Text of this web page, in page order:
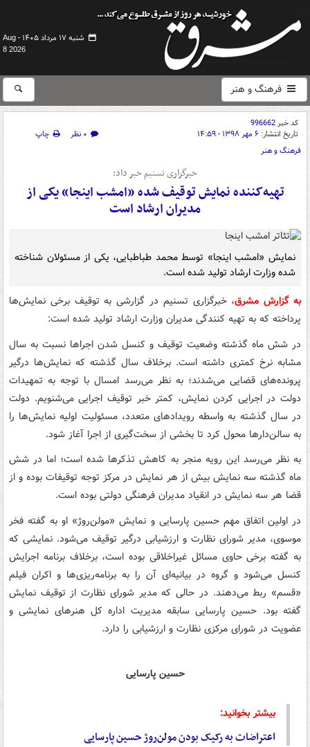
شنبه ۱۷ مرداد ۱۴۰۵ -
Aug
8 2026
فرهنگ و هنر
کد خبر996662
تاریخ انتشار: ۶ مهر ۱۳۹۸ - ۱۴:۵۹ ۰ نظر
چاپ
فرهنگ و هنر
خبرگزاری تسنیم خبر داد:
تهیه‌کننده نمایش توقیف شده «امشب اینجا» یکی از
مدیران ارشاد است
نمایش «امشب اینجا» توسط محمد طباطبایی، یکی از مسئولان شناخته
شده وزارت ارشاد تولید شده است.
به گزارش مشرق، خبرگزاری تسنیم در گزارشی به توقیف برخی نمایش‌ها
پرداخته که به تهیه کنندگی مدیران وزارت ارشاد تولید شده است:
در شش ماه گذشته وضعیت توقیف و کنسل شدن اجراها نسبت به سال
مشابه نرخ کمتری داشته است. برخلاف سال گذشته که نمایش‌ها درگیر
پرونده‌های قضایی می‌شدند؛ به نظر می‌رسد امسال با توجه به تمهیدات
دولت در اجرایی کردن نمایش، کمتر خبر توقیف اجرایی می‌شنویم. دولت
در سال گذشته به واسطه رویدادهای متعدد، مسئولیت اولیه نمایش‌ها را
به سالن‌دارها محول کرد تا بخشی از سخت‌گیری از اجرا آغاز شود.
به نظر می‌رسد این رویه منجر به کاهش تذکرها شده است؛ اما در شش
ماه گذشته سه نمایش بیش از هر نمایش در مرکز توجه توقیفات بوده و از
قضا هر سه نمایش در انقیاد مدیران فرهنگی دولتی بوده است.
در اولین اتفاق مهم حسین پارسایی و نمایش «مولن‌روژ» او به گفته فخر
موسوی، مدیر شورای نظارت و ارزشیابی درگیر توقیف می‌شود. نمایشی که
به گفته برخی حاوی مسائل غیراخلاقی بوده است، برخلاف برنامه اجرایش
کنسل می‌شود و گروه در بیانیه‌ای آن را به برنامه‌ریزی‌ها و اکران فیلم
«قسم» ربط می‌دهند. در حالی که مدیر شورای نظارت از توقیف نمایش
گفته بود. حسین پارسایی سابقه مدیریت اداره کل هنرهای نمایشی و
عضویت در شورای مرکزی نظارت و ارزشیابی را دارد.
حسین پارسایی
بیشتر بخوانید:
اعتراضات به رکیک بودن مولن‌روژ حسین پارسایی